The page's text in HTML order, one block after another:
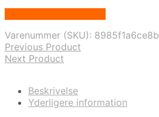
Varenummer (SKU): 8985f1a6ce8b
Previous Product
Next Product
Beskrivelse
Yderligere information